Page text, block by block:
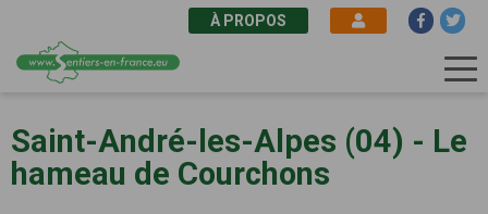
au
contenu
principal
À PROPOS
Saint-André-les-Alpes (04) - Le
hameau de Courchons